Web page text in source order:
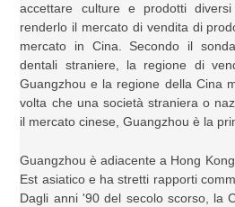
accettare culture e prodotti
renderlo il mercato di vendita di
mercato in Cina. Secondo il
dentali straniere, la regione di
Guangzhou e la regione della Cina
volta che una società straniera o
il mercato cinese, Guangzhou è la
Guangzhou è adiacente a Hong
Est asiatico e ha stretti rapporti
Dagli anni '90 del secolo scorso, la